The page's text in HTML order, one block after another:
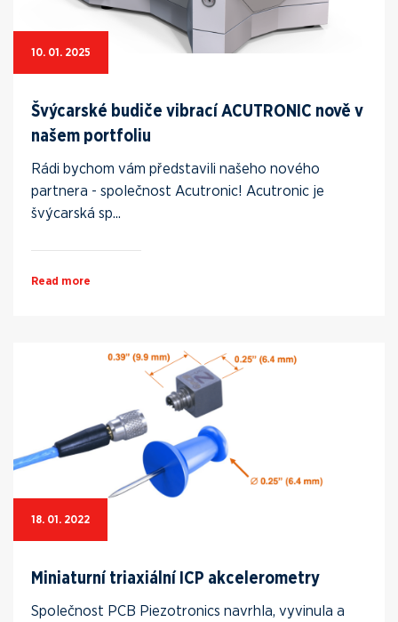
10. 01. 2025
Švýcarské budiče vibrací ACUTRONIC nově v
našem portfoliu
Rádi bychom vám představili našeho nového
partnera - společnost Acutronic! Acutronic je
švýcarská sp...
Read more
18. 01. 2022
Miniaturní triaxiální ICP akcelerometry
Společnost PCB Piezotronics navrhla, vyvinula a